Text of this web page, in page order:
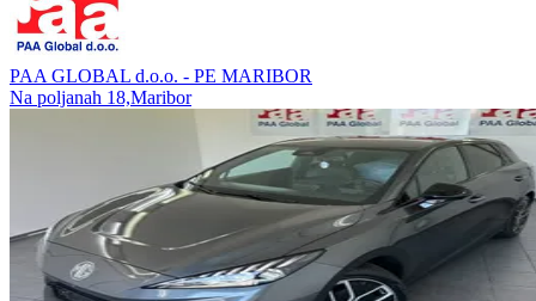
PAA GLOBAL d.o.o. - PE MARIBOR
Na poljanah 18,Maribor